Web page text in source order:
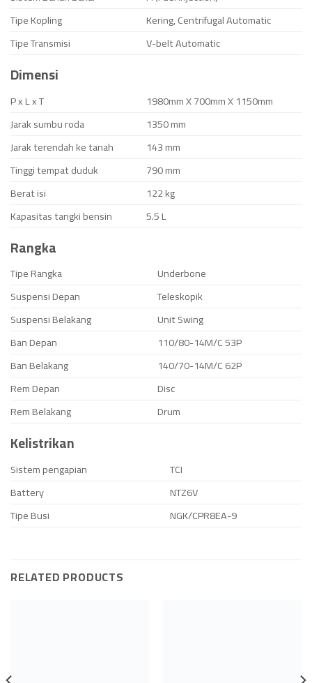
Tipe Kopling
Kering, Centrifugal Automatic
Tipe Transmisi
V-belt Automatic
Dimensi
P x L x T
1980mm X 700mm X 1150mm
Jarak sumbu roda
1350 mm
Jarak terendah ke tanah
143 mm
Tinggi tempat duduk
790 mm
Berat isi
122 kg
Kapasitas tangki bensin
5.5 L
Rangka
Tipe Rangka
Underbone
Suspensi Depan
Teleskopik
Suspensi Belakang
Unit Swing
Ban Depan
110/80-14M/C 53P
Ban Belakang
140/70-14M/C 62P
Rem Depan
Disc
Rem Belakang
Drum
Kelistrikan
Sistem pengapian
TCI
Battery
NTZ6V
Tipe Busi
NGK/CPR8EA-9
RELATED PRODUCTS